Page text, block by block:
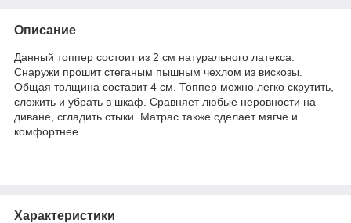
Описание
Данный топпер состоит из 2 см натурального латекса.
Снаружи прошит стеганым пышным чехлом из вискозы.
Общая толщина составит 4 см. Топпер можно легко скрутить,
сложить и убрать в шкаф. Сравняет любые неровности на
диване, сгладить стыки. Матрас также сделает мягче и
комфортнее.
Характеристики